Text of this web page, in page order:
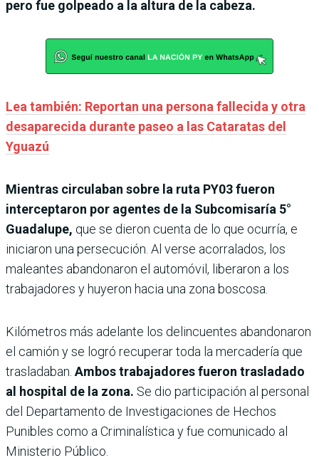
pero fue golpeado a la altura de la cabeza.
Lea también: Reportan una persona fallecida y otra
desaparecida durante paseo a las Cataratas del
Yguazú
Mientras circulaban sobre la ruta PY03 fueron
interceptaron por agentes de la Subcomisaría 5°
Guadalupe, que se dieron cuenta de lo que ocurría, e
iniciaron una persecución. Al verse acorralados, los
maleantes abandonaron el automóvil, liberaron a los
trabajadores y huyeron hacia una zona boscosa.
Kilómetros más adelante los delincuentes abandonaron
el camión y se logró recuperar toda la mercadería que
trasladaban. Ambos trabajadores fueron trasladado
al hospital de la zona. Se dio participación al personal
del Departamento de Investigaciones de Hechos
Punibles como a Criminalística y fue comunicado al
Ministerio Público.